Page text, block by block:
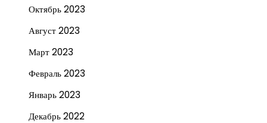
Октябрь 2023
Август 2023
Март 2023
Февраль 2023
Январь 2023
Декабрь 2022